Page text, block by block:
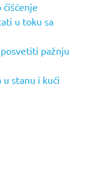
u toku sa
pažnju
u stanu i kući